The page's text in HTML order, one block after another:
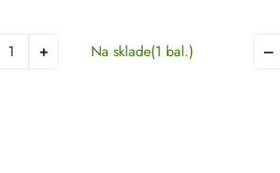
Na sklade(1 bal.)